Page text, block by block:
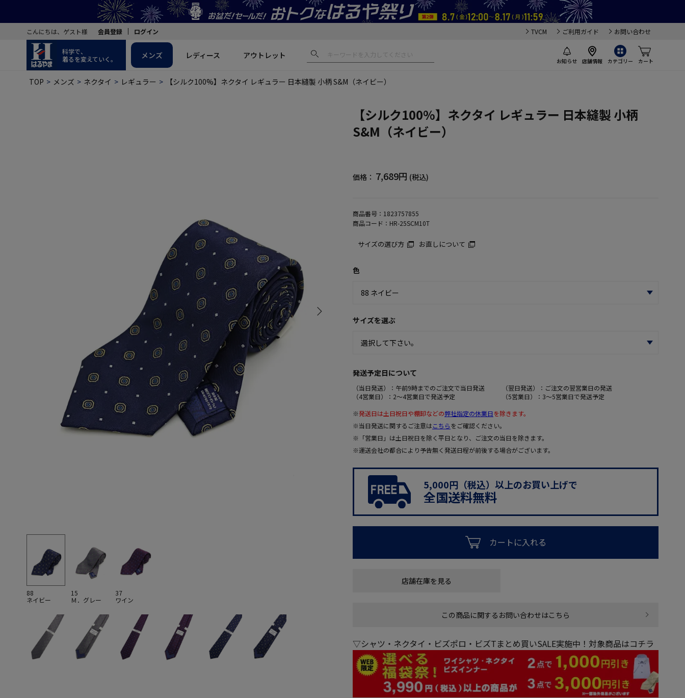
こんにちは、ゲスト様 会員登録 ログイン TVCM ご利用ガイド お問い合わせ
科学で、
着るを変えていく。
お知らせ 店舗情報 カテゴリー カート
メンズ レディース アウトレット
TOP メンズ ネクタイ レギュラー 【シルク100%】ネクタイ レギュラー 日本縫製 小柄 S&M（ネイビー）
88
ネイビー
15
Ｍ．グレー
37
ワイン
【シルク100%】ネクタイ レギュラー 日本縫製 小柄
S&M（ネイビー）
価格： 7,689円 (税込)
商品番号： 1823757855
商品コード： HR-25SCM10T
サイズの選び方 お直しについて
色
サイズを選ぶ
発送予定日について
（当日発送）：午前9時までのご注文で当日発送
（翌日発送）：ご注文の翌営業日の発送
（4営業日）：2～4営業日で発送予定
（5営業日）：3～5営業日で発送予定
※発送日は土日祝日や棚卸などの弊社指定の休業日を除きます。
※当日発送に関するご注意はこちらをご確認ください。
※「営業日」は土日祝日を除く平日となり、ご注文の当日を除きます。
※運送会社の都合により予告無く発送日程が前後する場合がございます。
5,000円（税込）以上のお買い上げで
全国送料無料
カートに入れる
店舗在庫を見る
この商品に関するお問い合わせはこちら
▽シャツ・ネクタイ・ビズポロ・ビズTまとめ買いSALE実施中！対象商品はコチラ